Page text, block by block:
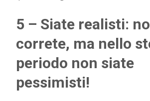
5 – Siate realisti:
correte, ma nello
periodo non siate
pessimisti!